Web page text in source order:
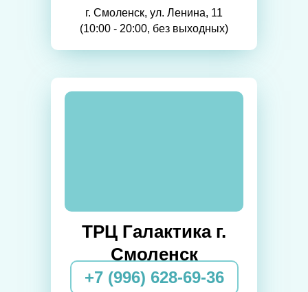
г. Смоленск, ул. Ленина, 11
(10:00 - 20:00, без выходных)
+7 (996) 628-69-36
ТРЦ Галактика г.
Смоленск